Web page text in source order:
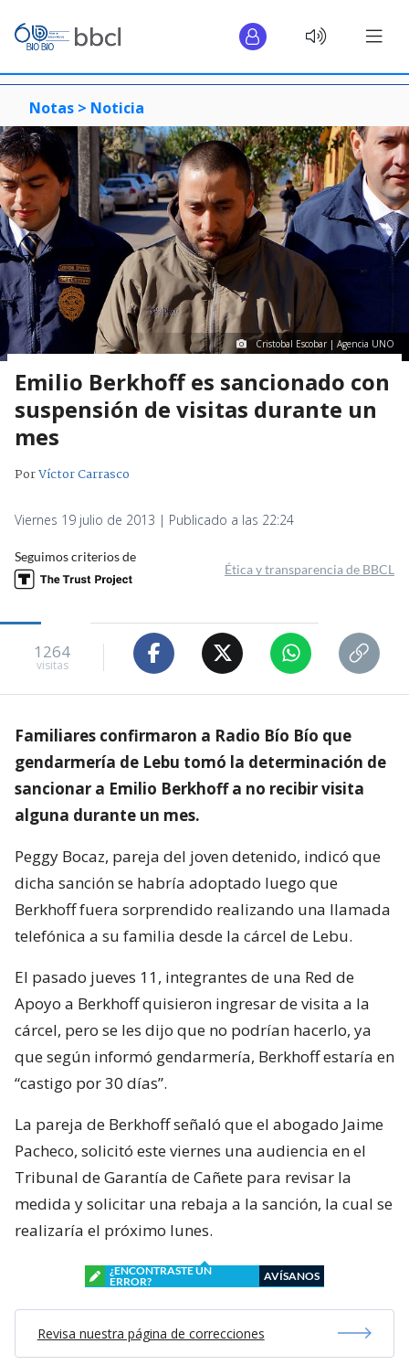
Notas > Noticia
Cristobal Escobar | Agencia UNO
Emilio Berkhoff es sancionado con
suspensión de visitas durante un
mes
PorVíctor Carrasco
Viernes 19 julio de 2013 | Publicado a las 22:24
Seguimos criterios de
Ética y transparencia de BBCL
1264
visitas
Familiares confirmaron a Radio Bío Bío que
gendarmería de Lebu tomó la determinación de
sancionar a Emilio Berkhoff a no recibir visita
alguna durante un mes.
Peggy Bocaz, pareja del joven detenido, indicó que
dicha sanción se habría adoptado luego que
Berkhoff fuera sorprendido realizando una llamada
telefónica a su familia desde la cárcel de Lebu.
El pasado jueves 11, integrantes de una Red de
Apoyo a Berkhoff quisieron ingresar de visita a la
cárcel, pero se les dijo que no podrían hacerlo, ya
que según informó gendarmería, Berkhoff estaría en
“castigo por 30 días”.
La pareja de Berkhoff señaló que el abogado Jaime
Pacheco, solicitó este viernes una audiencia en el
Tribunal de Garantía de Cañete para revisar la
medida y solicitar una rebaja a la sanción, la cual se
realizaría el próximo lunes.
¿ENCONTRASTE UN
ERROR?
AVÍSANOS
Revisa nuestra página de correcciones